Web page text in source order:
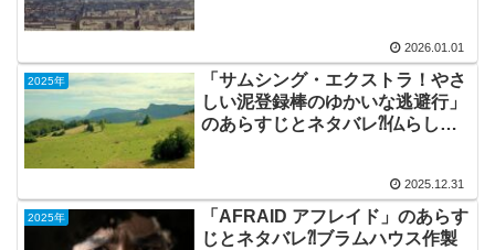
2026.01.01
2025年
「サムシング・エクストラ！やさ
しい泥登録棒のゆかいな逃避行」
のあらすじとネタバレ⁈仏らしい
2025.12.31
2025年
「AFRAID アフレイド」のあらす
じとネタバレ⁈ブラムハウス作製